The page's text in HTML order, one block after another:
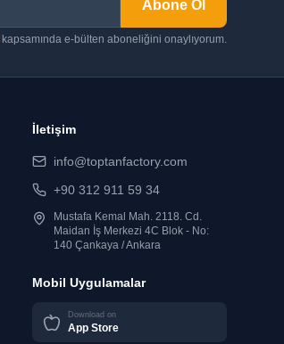
Abone Ol
kapsamında e-bülten aboneliğini onaylıyorum.
İletişim
info@toptanfactory.com
+90 312 911 59 34
Mustafa Kemal Mah. 2118. Cd.
Maidan İş Merkezi 4C Blok - No:
140 Çankaya / Ankara
Mobil Uygulamalar
Download on
App Store